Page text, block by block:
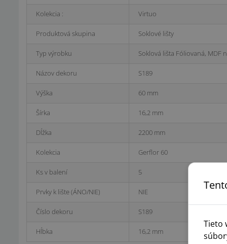
Kolekcia : Virtuo
Produktová skupina Soklové lišty
Typ výrobku Soklová lišta Fóliovaná, MDF
Názov dekoru S189
Výška 60 mm
Šírka 16,2 mm
Dĺžka 2200 mm
Kolekcia Gerflor 60
Ks v balení 5
Prvky k lište (ÁNO/NIE) NIE
Číslo dekoru S189
Hĺbka 16,2 mm
Tieto